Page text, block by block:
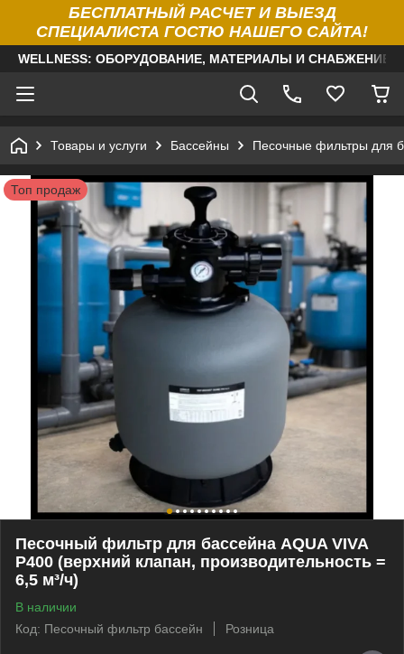
БЕСПЛАТНЫЙ РАСЧЕТ И ВЫЕЗД
СПЕЦИАЛИСТА ГОСТЮ НАШЕГО САЙТА!
WELLNESS: ОБОРУДОВАНИЕ, МАТЕРИАЛЫ И
Товары и услуги Бассейны Песочные фильтры для
Топ продаж
Песочный фильтр для бассейна AQUA VIVA
P400 (верхний клапан, производительность =
6,5 м³/ч)
В наличии
Код: Песочный фильтр бассейн
Розница